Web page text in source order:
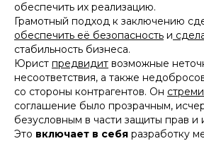
обеспечить их реализацию.
Грамотный подход к заключению
обеспечить её безопасность и
стабильность бизнеса.
Юрист предвидит возможные
несоответствия, а также
со стороны контрагентов. Он
соглашение было прозрачным,
безусловным в части защиты прав и
Это включает в себя разработку